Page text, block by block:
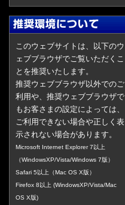
このウェブサイトは、以下のウ
ェブブラウザでご覧いただくこ
とを推奨いたします。
推奨ウェブブラウザ以外でのご
利用や、推奨ウェブブラウザで
もお客さまの設定によっては、
ご利用できない場合や正しく表
示されない場合があります。
Microsoft Internet Explorer 7以上
（WindowsXP/Vista/Windows 7版）
Safari 5以上（Mac OS X版）
Firefox 8以上 (WindowsXP/Vista/Mac
OS X版)